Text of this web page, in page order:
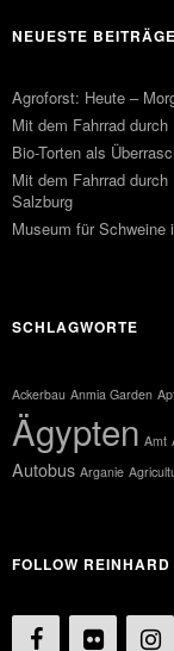
NEUESTE BEITRÄGE
Agroforst: Heute –
Mit dem Fahrrad
Bio-Torten als
Mit dem Fahrrad
Salzburg
Museum für
SCHLAGWORTE
Ackerbau Anmia Garden
Ägypten Amt
Autobus Arganie
FOLLOW REINHARD